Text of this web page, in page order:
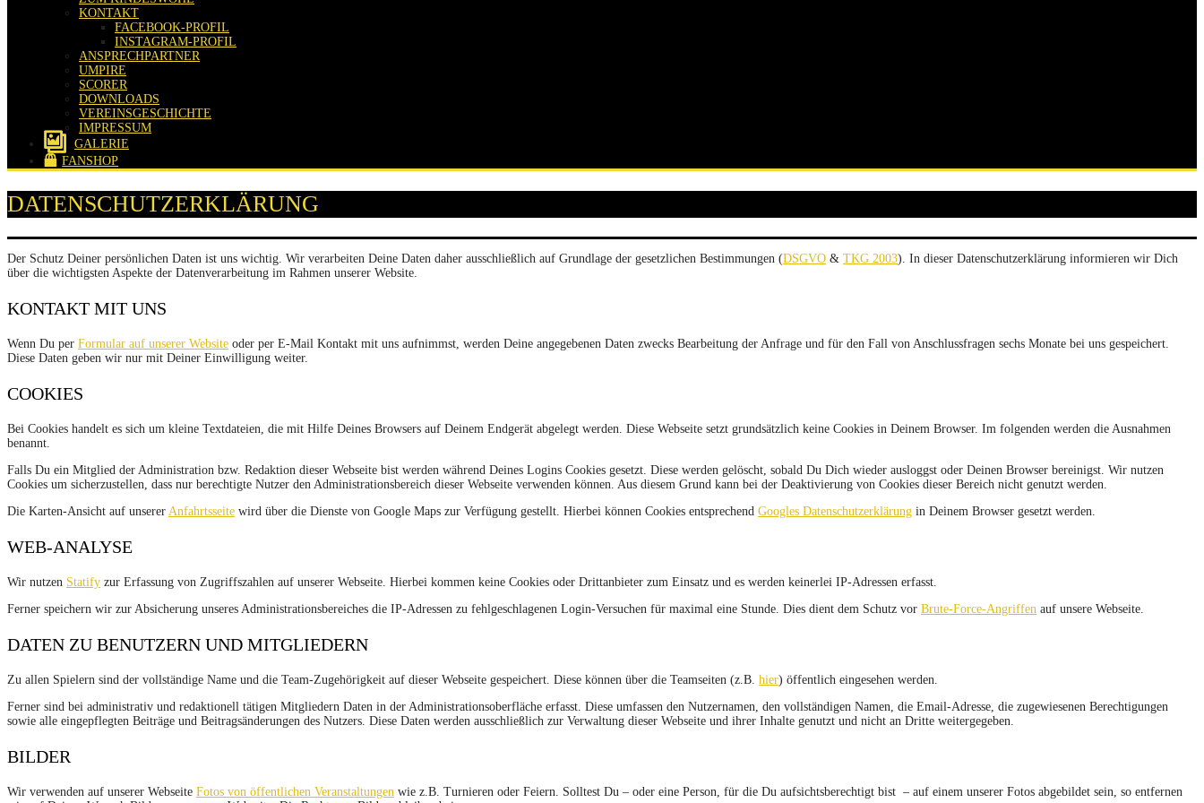
KONTAKT
FACEBOOK-PROFIL
INSTAGRAM-PROFIL
ANSPRECHPARTNER
UMPIRE
SCORER
DOWNLOADS
VEREINSGESCHICHTE
IMPRESSUM
GALERIE
FANSHOP
DATENSCHUTZERKLÄRUNG
Der Schutz Deiner persönlichen Daten ist uns wichtig. Wir verarbeiten Deine Daten daher ausschließlich auf Grundlage der gesetzlichen Bestimmungen (DSGVO & TKG 2003). In dieser Datenschutzerklärung informieren wir Dich
über die wichtigsten Aspekte der Datenverarbeitung im Rahmen unserer Website.
KONTAKT MIT UNS
Wenn Du per Formular auf unserer Website oder per E-Mail Kontakt mit uns aufnimmst, werden Deine angegebenen Daten zwecks Bearbeitung der Anfrage und für den Fall von Anschlussfragen sechs Monate bei uns gespeichert.
Diese Daten geben wir nur mit Deiner Einwilligung weiter.
COOKIES
Bei Cookies handelt es sich um kleine Textdateien, die mit Hilfe Deines Browsers auf Deinem Endgerät abgelegt werden. Diese Webseite setzt grundsätzlich keine Cookies in Deinem Browser. Im folgenden werden die Ausnahmen
benannt.
Falls Du ein Mitglied der Administration bzw. Redaktion dieser Webseite bist werden während Deines Logins Cookies gesetzt. Diese werden gelöscht, sobald Du Dich wieder ausloggst oder Deinen Browser bereinigst. Wir nutzen
Cookies um sicherzustellen, dass nur berechtigte Nutzer den Administrationsbereich dieser Webseite verwenden können. Aus diesem Grund kann bei der Deaktivierung von Cookies dieser Bereich nicht genutzt werden.
Die Karten-Ansicht auf unserer Anfahrtsseite wird über die Dienste von Google Maps zur Verfügung gestellt. Hierbei können Cookies entsprechend Googles Datenschutzerklärung in Deinem Browser gesetzt werden.
WEB-ANALYSE
Wir nutzen Statify zur Erfassung von Zugriffszahlen auf unserer Webseite. Hierbei kommen keine Cookies oder Drittanbieter zum Einsatz und es werden keinerlei IP-Adressen erfasst.
Ferner speichern wir zur Absicherung unseres Administrationsbereiches die IP-Adressen zu fehlgeschlagenen Login-Versuchen für maximal eine Stunde. Dies dient dem Schutz vor Brute-Force-Angriffen auf unsere Webseite.
DATEN ZU BENUTZERN UND MITGLIEDERN
Zu allen Spielern sind der vollständige Name und die Team-Zugehörigkeit auf dieser Webseite gespeichert. Diese können über die Teamseiten (z.B. hier) öffentlich eingesehen werden.
Ferner sind bei administrativ und redaktionell tätigen Mitgliedern Daten in der Administrationsoberfläche erfasst. Diese umfassen den Nutzernamen, den vollständigen Namen, die Email-Adresse, die zugewiesenen Berechtigungen
sowie alle eingepflegten Beiträge und Beitragsänderungen des Nutzers. Diese Daten werden ausschließlich zur Verwaltung dieser Webseite und ihrer Inhalte genutzt und nicht an Dritte weitergegeben.
BILDER
Wir verwenden auf unserer Webseite Fotos von öffentlichen Veranstaltungen wie z.B. Turnieren oder Feiern. Solltest Du – oder eine Person, für die Du aufsichtsberechtigt bist – auf einem unserer Fotos abgebildet sein, so entfernen